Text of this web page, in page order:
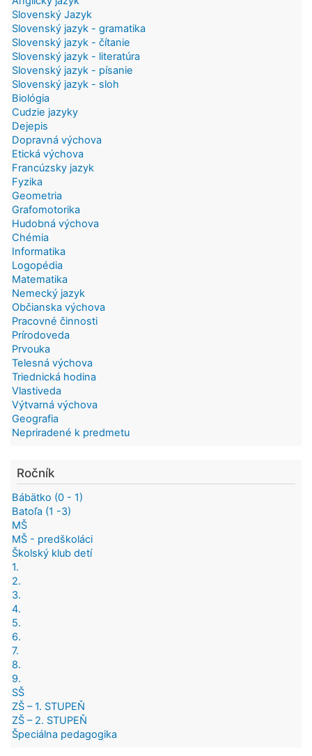
Slovenský Jazyk
Slovenský jazyk - gramatika
Slovenský jazyk - čítanie
Slovenský jazyk - literatúra
Slovenský jazyk - písanie
Slovenský jazyk - sloh
Biológia
Cudzie jazyky
Dejepis
Dopravná výchova
Etická výchova
Francúzsky jazyk
Fyzika
Geometria
Grafomotorika
Hudobná výchova
Chémia
Informatika
Logopédia
Matematika
Nemecký jazyk
Občianska výchova
Pracovné činnosti
Prírodoveda
Prvouka
Telesná výchova
Triednická hodina
Vlastiveda
Výtvarná výchova
Geografia
Nepriradené k predmetu
Ročník
Bábätko (0 - 1)
Batoľa (1 -3)
MŠ
MŠ - predškoláci
Školský klub detí
1.
2.
3.
4.
5.
6.
7.
8.
9.
SŠ
ZŠ – 1. STUPEŇ
ZŠ – 2. STUPEŇ
Špeciálna pedagogika